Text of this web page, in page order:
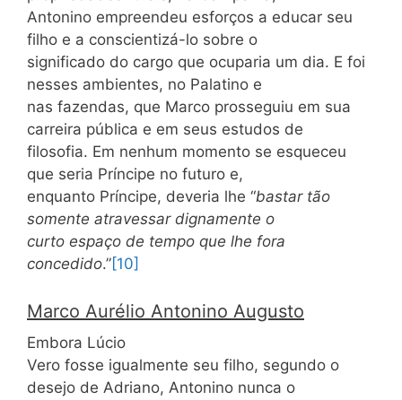
Antonino empreendeu esforços a educar seu
filho e a conscientizá-lo sobre o
significado do cargo que ocuparia um dia. E foi
nesses ambientes, no Palatino e
nas fazendas, que Marco prosseguiu em sua
carreira pública e em seus estudos de
filosofia. Em nenhum momento se esqueceu
que seria Príncipe no futuro e,
enquanto Príncipe, deveria lhe “bastar tão
somente atravessar dignamente o
curto espaço de tempo que lhe fora
concedido.”[10]
Marco Aurélio Antonino Augusto
Embora Lúcio
Vero fosse igualmente seu filho, segundo o
desejo de Adriano, Antonino nunca o